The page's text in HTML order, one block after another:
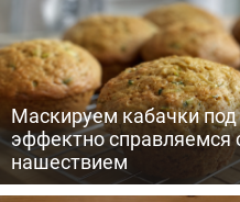
Маскируем кабачки
эффектно справляемся
нашествием